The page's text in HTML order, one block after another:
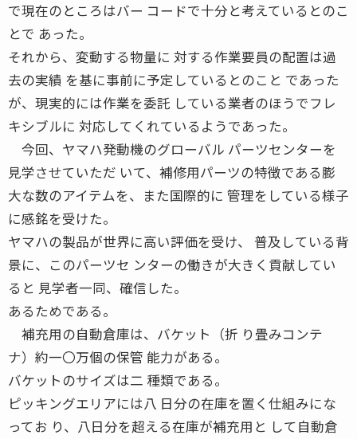
で現在のところはバー コードで十分と考えているとのこ
とで あった。
それから、変動する物量に 対する作業要員の配置は過
去の実績 を基に事前に予定しているとのこと であった
が、現実的には作業を委託 している業者のほうでフレ
キシブルに 対応してくれているようであった。
今回、ヤマハ発動機のグローバル パーツセンターを
見学させていただ いて、補修用パーツの特徴である膨
大な数のアイテムを、また国際的に 管理をしている様子
に感銘を受けた。
ヤマハの製品が世界に高い評価を受け、 普及している背
景に、このパーツセ ンターの働きが大きく貢献してい
ると 見学者一同、確信した。
あるためである。
補充用の自動倉庫は、バケット（折 り畳みコンテ
ナ）約一〇万個の保管 能力がある。
バケットのサイズは二 種類である。
ピッキングエリアには八 日分の在庫を置く仕組みにな
ってお り、八日分を超える在庫が補充用と して自動倉